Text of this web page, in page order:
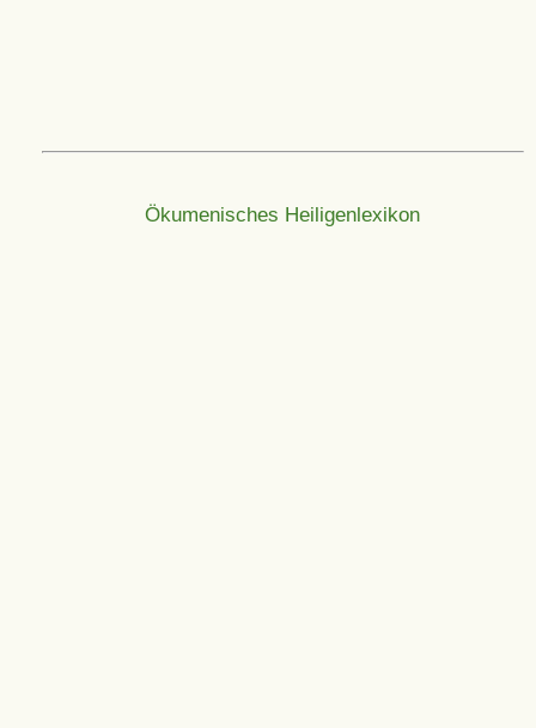
Ökumenisches Heiligenlexikon